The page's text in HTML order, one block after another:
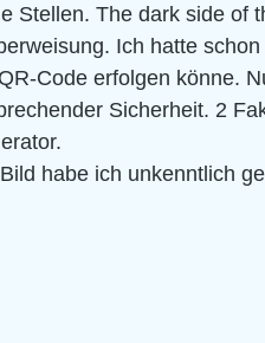
Stellen. The dark side of
Ich hatte
Code erfolgen könne.
Sicherheit. 2
habe ich unkenntlich